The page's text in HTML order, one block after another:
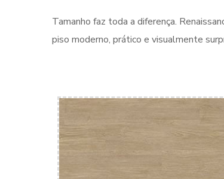
Tamanho faz toda a diferença.
piso moderno, prático e visualmente